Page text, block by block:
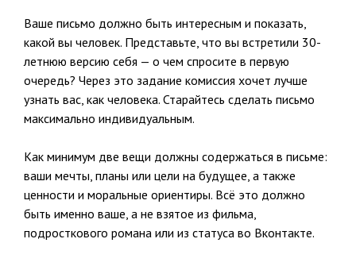
Ваше письмо должно быть интересным и показать,
какой вы человек. Представьте, что вы встретили 30-
летнюю версию себя — о чем спросите в первую
очередь? Через это задание комиссия хочет лучше
узнать вас, как человека. Старайтесь сделать письмо
максимально индивидуальным.
Как минимум две вещи должны содержаться в письме:
ваши мечты, планы или цели на будущее, а также
ценности и моральные ориентиры. Всё это должно
быть именно ваше, а не взятое из фильма,
подросткового романа или из статуса во Вконтакте.